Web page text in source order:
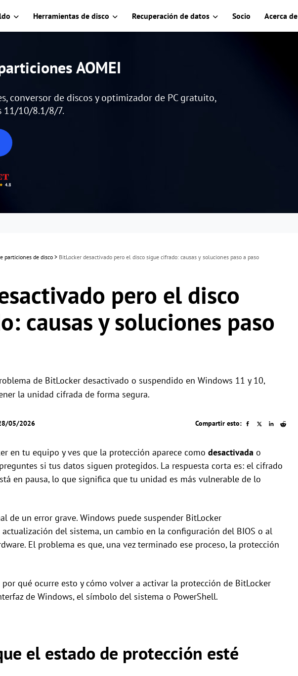
Herramientas de disco Recuperación de datos Socio Acerca de
AOMEI
conversor de discos y optimizador de PC gratuito,
11/10/8.1/8/7.
particiones de disco > BitLocker desactivado pero el disco sigue cifrado: causas y soluciones paso a paso
pero el disco
causas y soluciones paso
de BitLocker desactivado o suspendido en Windows 11 y 10,
la unidad cifrada de forma segura.
05/2026 Compartir esto:
en tu equipo y ves que la protección aparece como desactivada o
si tus datos siguen protegidos. La respuesta corta es: el cifrado
en pausa, lo que significa que tu unidad es más vulnerable de lo
de un error grave. Windows puede suspender BitLocker
del sistema, un cambio en la configuración del BIOS o al
El problema es que, una vez terminado ese proceso, la protección
qué ocurre esto y cómo volver a activar la protección de BitLocker
de Windows, el símbolo del sistema o PowerShell.
el estado de protección esté